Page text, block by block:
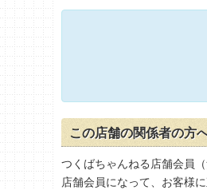
この店舗の関係者の方
つくばちゃんねる店舗会員
店舗会員になって、お客様